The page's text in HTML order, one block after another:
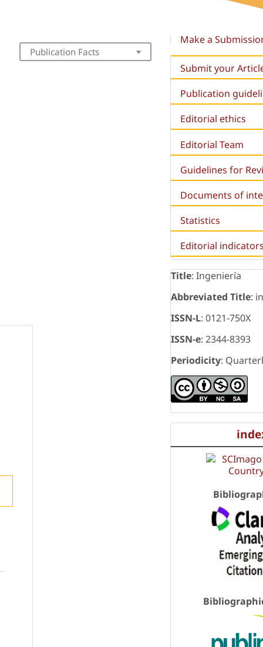
Publication Facts
Make a
Submit your
Publication
Editorial ethics
Editorial Team
Guidelines for
Documents of
Statistics
Editorial
Title: Ingeniería
Abbreviated Title:
ISSN-L: 0121-750X
ISSN-e: 2344-8393
Periodicity: